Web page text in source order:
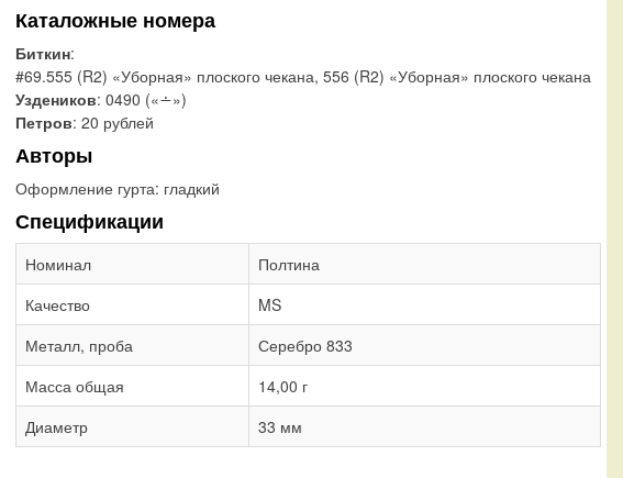
Каталожные номера
Биткин:
#69.555 (R2) «Уборная» плоского чекана, 556 (R2) «Уборная» плоского чекана
Уздеников: 0490 («∸»)
Петров: 20 рублей
Авторы
Оформление гурта: гладкий
Спецификации
Номинал
Полтина
Качество
MS
Металл, проба
Серебро 833
Масса общая
14,00 г
Диаметр
33 мм